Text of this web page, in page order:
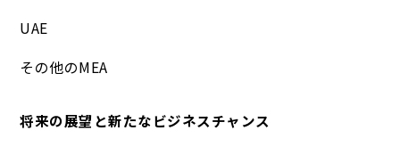
UAE
その他のMEA
将来の展望と新たなビジネスチャンス